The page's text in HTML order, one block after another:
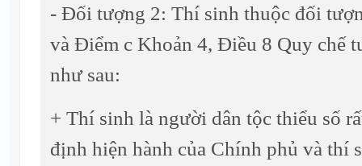
- Đối tượng 2: Thí sinh thuộc đối
và Điểm c Khoản 4, Điều 8 Quy chế
như sau:
+ Thí sinh là người dân tộc thiểu số
định hiện hành của Chính phủ và thí